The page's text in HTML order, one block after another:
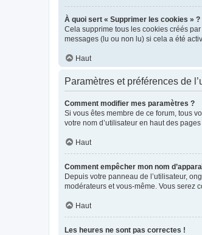
À quoi sert « Supprimer les cookies » ?
Cela supprime tous les cookies créés
messages (lu ou non lu) si cela a été
Haut
Paramètres et préférences de
Comment modifier mes paramètres ?
Si vous êtes membre de ce forum, tous
votre nom d’utilisateur en haut des
Haut
Comment empêcher mon nom
Depuis votre panneau de l’utilisateur,
modérateurs et vous-même. Vous serez
Haut
Les heures ne sont pas correctes !